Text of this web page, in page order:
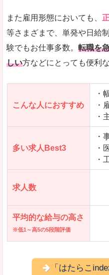
「マイナビ転職女性
求人を含んだ
また雇用形態においても、
等さまざまで、単発や日給
験でもお仕事多数。 転職を
しい方などにとっても便利
こんな人におすすめ
・
・
・
多い求人Best3
・
・
・
求人数
平均的な給与の高さ
※低1～高5の5段階評価
「はたらこ